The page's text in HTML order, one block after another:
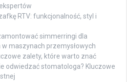
RTV: funkcjonalność, styl i
simmerringi dla
maszynach przemysłowych
zalety, które warto znać
odwiedzać stomatologa? Kluczowe